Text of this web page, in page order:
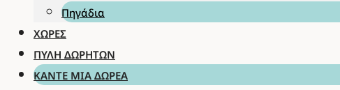
Πηγάδια
ΧΏΡΕΣ
ΠΎΛΗ ΔΩΡΗΤΏΝ
ΚΆΝΤΕ ΜΊΑ ΔΩΡΕΆ